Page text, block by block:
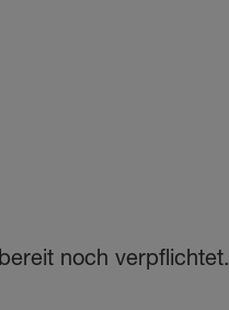
noch verpflichtet.